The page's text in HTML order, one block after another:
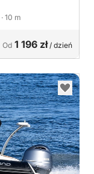
· 10 m
Od 1 196 zł/ dzień